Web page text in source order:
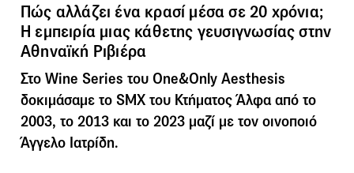
Πώς αλλάζει ένα κρασί μέσα σε 20 χρόνια;
Η εμπειρία μιας κάθετης γευσιγνωσίας στην
Αθηναϊκή Ριβιέρα
Στο Wine Series του One&Only Aesthesis
δοκιμάσαμε το SMX του Κτήματος Άλφα από το
2003, το 2013 και το 2023 μαζί με τον οινοποιό
Άγγελο Ιατρίδη.